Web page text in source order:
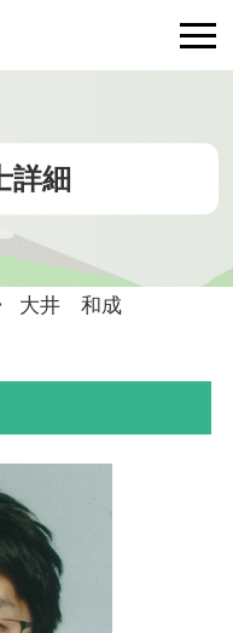
検索
員派遣
ン
詳細
大井 和成